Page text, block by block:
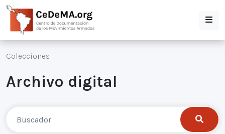
Colecciones
Archivo digital